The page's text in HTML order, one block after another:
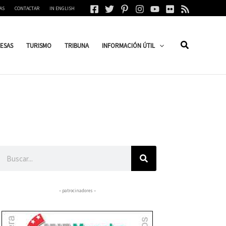
CONTACTAR IN ENGLISH
TURISMO TRIBUNA INFORMACIÓN ÚTIL
– patrocinadores –